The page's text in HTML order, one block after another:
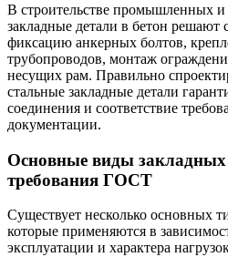
В строительстве промышленных и
закладные детали в бетон решают
фиксацию анкерных болтов,
трубопроводов, монтаж
несущих рам. Правильно
стальные закладные детали
соединения и соответствие
документации.
Основные виды закладных
требования ГОСТ
Существует несколько основных
которые применяются в
эксплуатации и характера